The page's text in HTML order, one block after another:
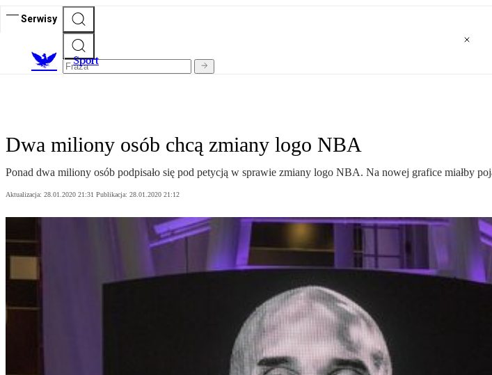
Serwisy
Sport
Dwa miliony osób chcą zmiany logo NBA
Ponad dwa miliony osób podpisało się pod petycją w sprawie zmiany logo NBA. Na nowej grafice miałby
Aktualizacja: 28.01.2020 21:31 Publikacja: 28.01.2020 21:12